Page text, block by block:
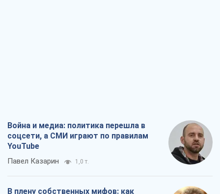
Война и медиа: политика перешла в
соцсети, а СМИ играют по правилам
YouTube
Павел Казарин 1,0 т.
В плену собственных мифов: как